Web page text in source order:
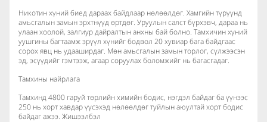
Никотин хүний биед дараах байдлаар нөлөөлдөг. Хамгийн түрүүнд
амьсгалын замын эрхтнүүд өртдөг. Уруулын салст бүрхэвч, дараа нь
улаан хоолой, залгиур дайралтын анхны бай болно. Тамхичин хүний
уушгины багтаамж эрүүл хүнийг бодвол 20 хувиар бага байдгаас
сорох явц нь удааширдаг. Мөн амьсгалын замын торлог, сүлжээсэн
эд, эсүүдийг гэмтээж, агаар соруулах боломжийг нь багасгадаг.
Тамхины найрлага
Тамхинд 4800 гаруй төрлийн химийн бодис, нэгдэл байдаг ба үүнээс
250 нь хорт хавдар үүсэхэд нөлөөлдөг туйлын аюултай хорт бодис
байдаг ажээ. Жишээлбэл